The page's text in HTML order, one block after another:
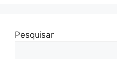
Pesquisar